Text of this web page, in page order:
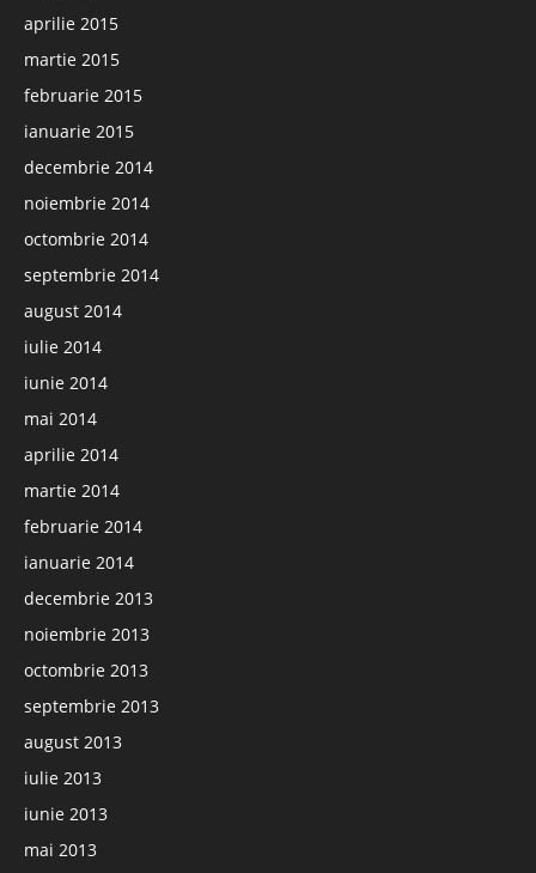
aprilie 2015
martie 2015
februarie 2015
ianuarie 2015
decembrie 2014
noiembrie 2014
octombrie 2014
septembrie 2014
august 2014
iulie 2014
iunie 2014
mai 2014
aprilie 2014
martie 2014
februarie 2014
ianuarie 2014
decembrie 2013
noiembrie 2013
octombrie 2013
septembrie 2013
august 2013
iulie 2013
iunie 2013
mai 2013